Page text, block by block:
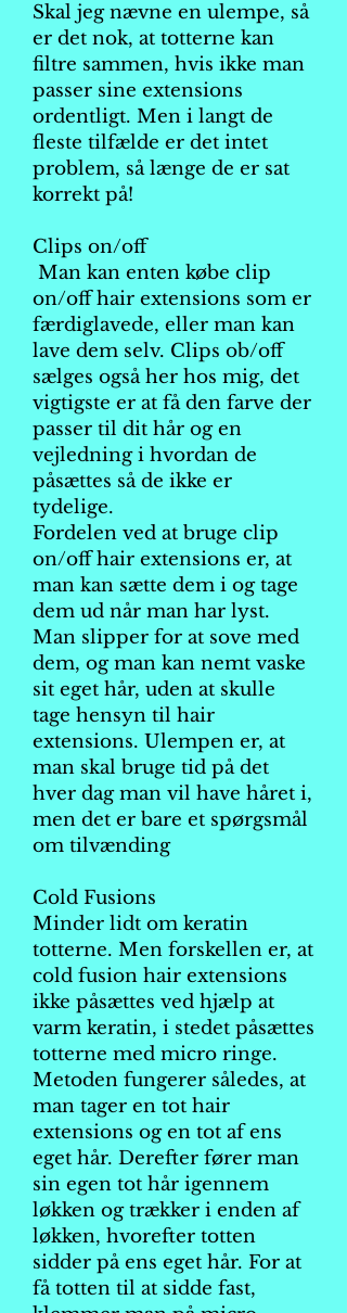
Skal jeg nævne en ulempe, så
er det nok, at totterne kan
filtre sammen, hvis ikke man
passer sine extensions
ordentligt. Men i langt de
fleste tilfælde er det intet
problem, så længe de er sat
korrekt på!
Clips on/off
Man kan enten købe clip
on/off hair extensions som er
færdiglavede, eller man kan
lave dem selv. Clips ob/off
sælges også her hos mig, det
vigtigste er at få den farve der
passer til dit hår og en
vejledning i hvordan de
påsættes så de ikke er
tydelige.
Fordelen ved at bruge clip
on/off hair extensions er, at
man kan sætte dem i og tage
dem ud når man har lyst.
Man slipper for at sove med
dem, og man kan nemt vaske
sit eget hår, uden at skulle
tage hensyn til hair
extensions. Ulempen er, at
man skal bruge tid på det
hver dag man vil have håret i,
men det er bare et spørgsmål
om tilvænding
Cold Fusions
Minder lidt om keratin
totterne. Men forskellen er, at
cold fusion hair extensions
ikke påsættes ved hjælp at
varm keratin, i stedet påsættes
totterne med micro ringe.
Metoden fungerer således, at
man tager en tot hair
extensions og en tot af ens
eget hår. Derefter fører man
sin egen tot hår igennem
løkken og trækker i enden af
løkken, hvorefter totten
sidder på ens eget hår. For at
få totten til at sidde fast,